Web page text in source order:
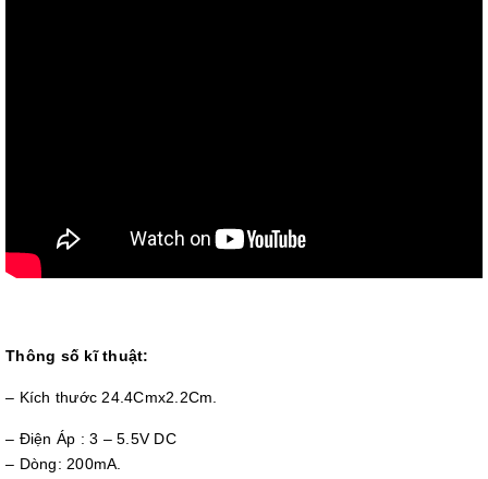
Thông số kĩ thuật:
– Kích thước 24.4Cmx2.2Cm.
– Điện Áp : 3 – 5.5V DC
– Dòng: 200mA.